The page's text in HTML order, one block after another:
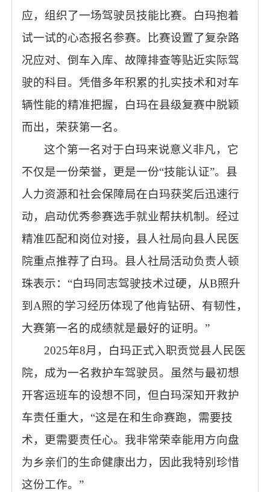
应，组织了一场驾驶员技能比赛。白玛抱着
试一试的心态报名参赛。比赛设置了复杂路
况应对、倒车入库、故障排查等贴近实际驾
驶的科目。凭借多年积累的扎实技术和对车
辆性能的精准把握，白玛在县级复赛中脱颖
而出，荣获第一名。
这个第一名对于白玛来说意义非凡，它
不仅是一份荣誉，更是一份“技能认证”。县
人力资源和社会保障局在白玛获奖后迅速行
动，启动优秀参赛选手就业帮扶机制。经过
精准匹配和岗位对接，县人社局向县人民医
院重点推荐了白玛。县人社局活动负责人顿
珠表示：“白玛同志驾驶技术过硬，从B照升
到A照的学习经历体现了他肯钻研、有韧性，
大赛第一名的成绩就是最好的证明。”
2025年8月，白玛正式入职贡觉县人民医
院，成为一名救护车驾驶员。虽然与最初想
开客运班车的设想不同，但白玛深知开救护
车责任重大，“这是在和生命赛跑，需要技
术，更需要责任心。我非常荣幸能用方向盘
为乡亲们的生命健康出力，因此我特别珍惜
这份工作。”